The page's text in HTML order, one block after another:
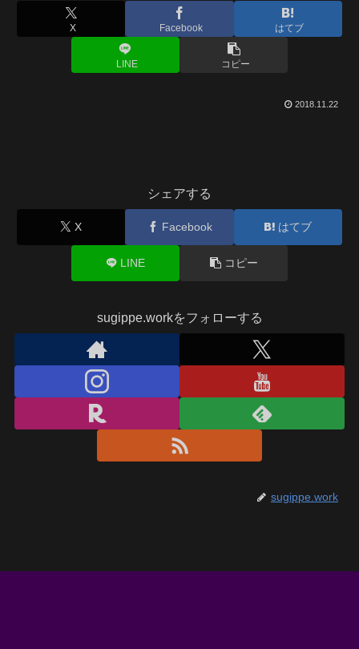
X Facebook はてブ
LINE コピー
2018.11.22
シェアする
X Facebook はてブ
LINE コピー
sugippe.workをフォローする
sugippe.work